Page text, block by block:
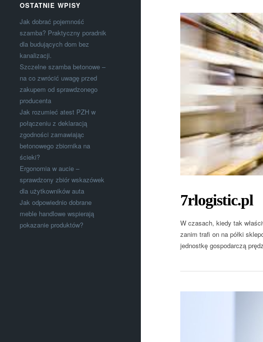
OSTATNIE WPISY
Jak dobrać pojemność
szamba? Praktyczny poradnik
dla budujących dom bez
kanalizacji.
Szczelne szamba betonowe –
na co zwrócić uwagę przed
zakupem od sprawdzonego
producenta
Jak rozumieć atest PZH w
połączeniu z deklaracją
zgodności zamawiając
betonowego zbiornika na
ścieki?
Ergonomia w aucie –
sprawdzony zbiór wskazówek
dla użytkowników auta
Jak odpowiednio dobrane
meble handlowe wspierają
pokazanie produktów?
7rlogistic.pl
W czasach, kiedy tak
zanim trafi on na półki
jednostkę gospodarczą